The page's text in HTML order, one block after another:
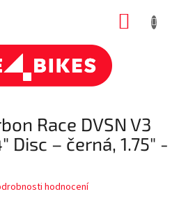
Race DVSN V3
Disc – černá, 1.75" -
hodnocení